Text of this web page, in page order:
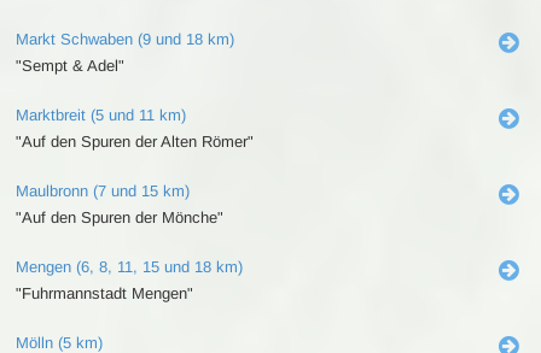
Markt Schwaben (9 und 18 km)
"Sempt & Adel"
Marktbreit (5 und 11 km)
"Auf den Spuren der Alten Römer"
Maulbronn (7 und 15 km)
"Auf den Spuren der Mönche"
Mengen (6, 8, 11, 15 und 18 km)
"Fuhrmannstadt Mengen"
Mölln (5 km)